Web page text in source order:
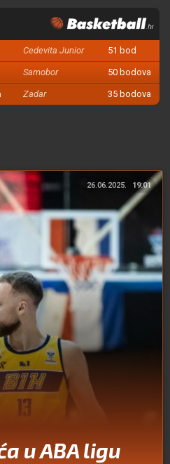
Cedevita Junior 51 bod
Samobor 50 bodova
Zadar 35 bodova
26.06.2025. 19:01
u ABA ligu